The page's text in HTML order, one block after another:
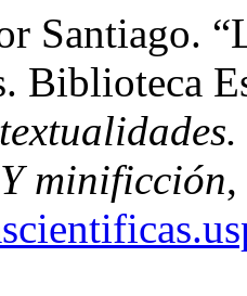
Santiago.
Biblioteca
minificción